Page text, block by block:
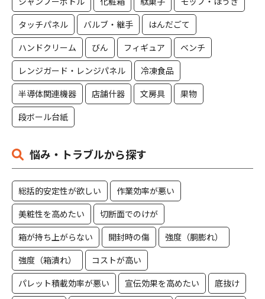
タッチパネル
バルブ・継手
はんだごて
ハンドクリーム
びん フィギュア
ベンチ
レンジガード・レンジパネル
冷凍食品
半導体関連機器
店舗什器 文房具
果物
段ボール台紙
悩み・トラブルから探す
総括的安定性が欲しい
作業効率が悪い
美粧性を高めたい
切断面でのけが
箱が持ち上がらない
開封時の傷
強度（胴膨れ）
強度（箱潰れ）
コストが高い
パレット積載効率が悪い
宣伝効果を高めたい
底抜け